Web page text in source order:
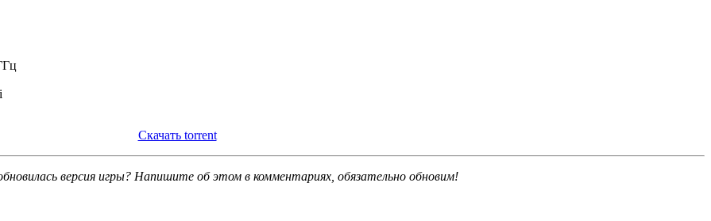
Скачать torrent
версия игры? Напишите об этом в комментариях, обязательно обновим!